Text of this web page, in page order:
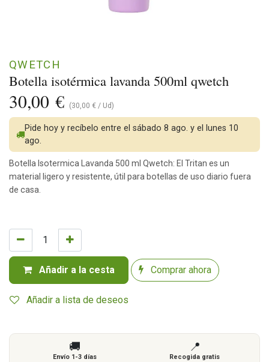
Botella isotérmica lavanda 500ml qwetch
QWETCH
30,00 € (30,00 € / Ud)
Añadir a la cesta Comprar ahora
Añadir a lista de deseos
Pide hoy y recíbelo entre el sábado 8 ago. y el lunes 10
ago.
Botella Isotermica Lavanda 500 ml Qwetch: El Tritan es un
material ligero y resistente, útil para botellas de uso diario fuera
de casa.
🚚
Envío 1-3 días
📍
Recogida gratis